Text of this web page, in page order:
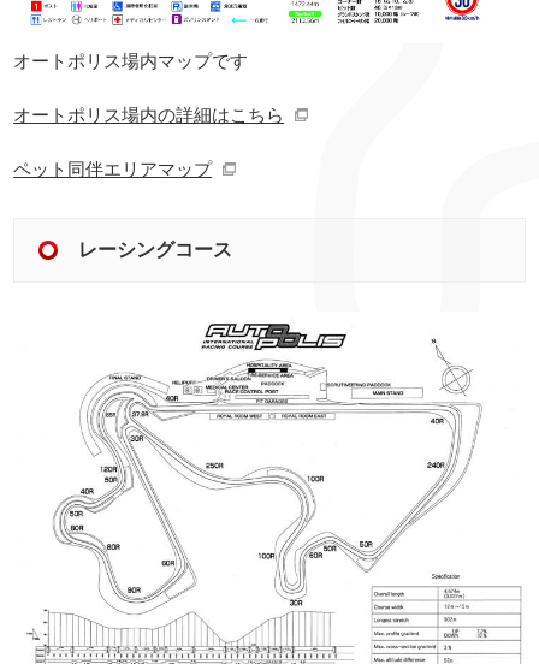
オートポリス場内マップです
オートポリス場内の詳細はこちら
ペット同伴エリアマップ
レーシングコース